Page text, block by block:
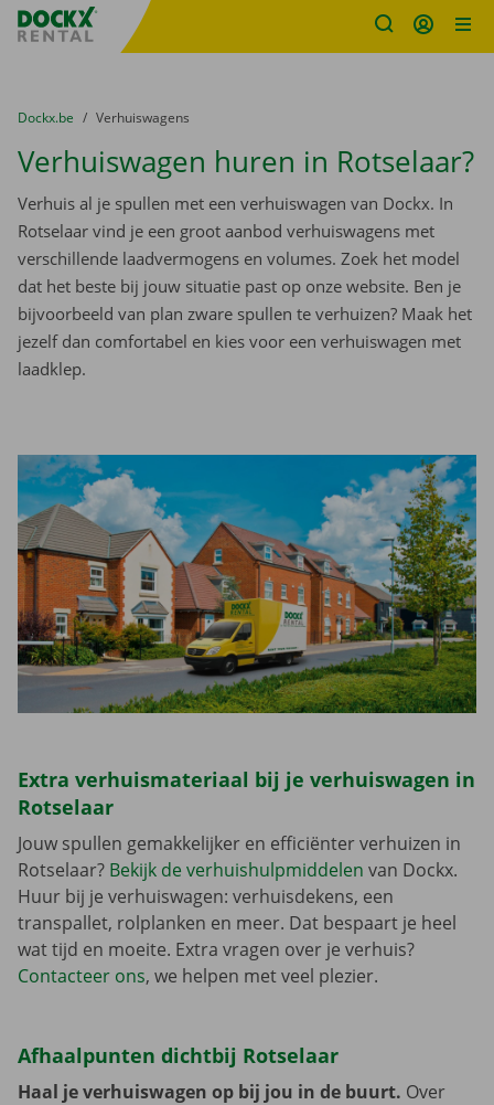
Fratello DEMO
U bevindt zich hier:
van
Dockx.be naar
Verhuiswagens
Verhuiswagen huren in Rotselaar?
Verhuis al je spullen met een verhuiswagen van Dockx. In
Rotselaar vind je een groot aanbod verhuiswagens met
verschillende laadvermogens en volumes. Zoek het model
dat het beste bij jouw situatie past op onze website. Ben je
bijvoorbeeld van plan zware spullen te verhuizen? Maak het
jezelf dan comfortabel en kies voor een verhuiswagen met
laadklep.
Extra verhuismateriaal bij je verhuiswagen in
Rotselaar
Jouw spullen gemakkelijker en efficiënter verhuizen in
Rotselaar? Bekijk de verhuishulpmiddelen van Dockx.
Huur bij je verhuiswagen: verhuisdekens, een
transpallet, rolplanken en meer. Dat bespaart je heel
wat tijd en moeite. Extra vragen over je verhuis?
Contacteer ons, we helpen met veel plezier.
Afhaalpunten dichtbij Rotselaar
Haal je verhuiswagen op bij jou in de buurt. Over